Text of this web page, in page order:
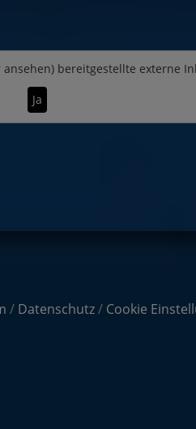
bereitgestellte externe
Ja
/ Datenschutz/ Cookie